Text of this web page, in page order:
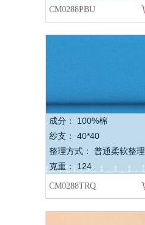
CM0288PBU
成分： 100%棉
纱支： 40*40
整理方式： 普通柔软整理
克重： 124
CM0288TRQ